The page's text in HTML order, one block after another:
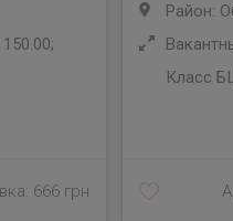
666 грн
Район:
Класс